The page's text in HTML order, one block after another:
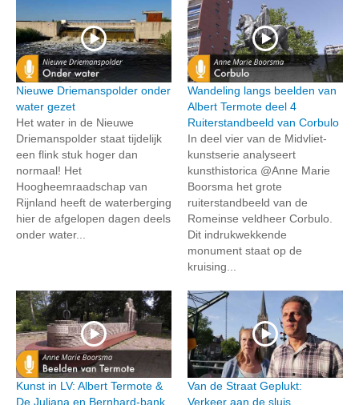
Nieuwe Driemanspolder onder
water gezet
Het water in de Nieuwe
Driemanspolder staat tijdelijk
een flink stuk hoger dan
normaal! Het
Hoogheemraadschap van
Rijnland heeft de waterberging
hier de afgelopen dagen deels
onder water...
Wandeling langs beelden van
Albert Termote deel 4
Ruiterstandbeeld van Corbulo
In deel vier van de Midvliet-
kunstserie analyseert
kunsthistorica @Anne Marie
Boorsma het grote
ruiterstandbeeld van de
Romeinse veldheer Corbulo.
Dit indrukwekkende
monument staat op de
kruising...
Kunst in LV: Albert Termote &
De Juliana en Bernhard-bank
Van de Straat Geplukt:
Verkeer aan de sluis